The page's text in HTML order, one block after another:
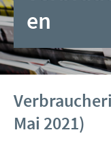
en
Mai 2021)